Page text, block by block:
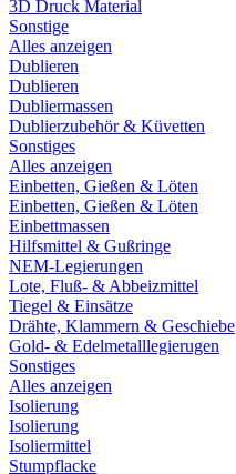
3D Druck Material
Sonstige
Alles anzeigen
Dublieren
Dublieren
Dubliermassen
Dublierzubehör & Küvetten
Sonstiges
Alles anzeigen
Einbetten, Gießen & Löten
Einbetten, Gießen & Löten
Einbettmassen
Hilfsmittel & Gußringe
NEM-Legierungen
Lote, Fluß- & Abbeizmittel
Tiegel & Einsätze
Drähte, Klammern & Geschiebe
Gold- & Edelmetalllegierugen
Sonstiges
Alles anzeigen
Isolierung
Isolierung
Isoliermittel
Stumpflacke